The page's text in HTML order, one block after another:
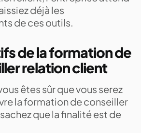
déjà les
de ces outils.
de la formation de
relation client
êtes sûr que vous serez
la formation de conseiller
que la finalité est de